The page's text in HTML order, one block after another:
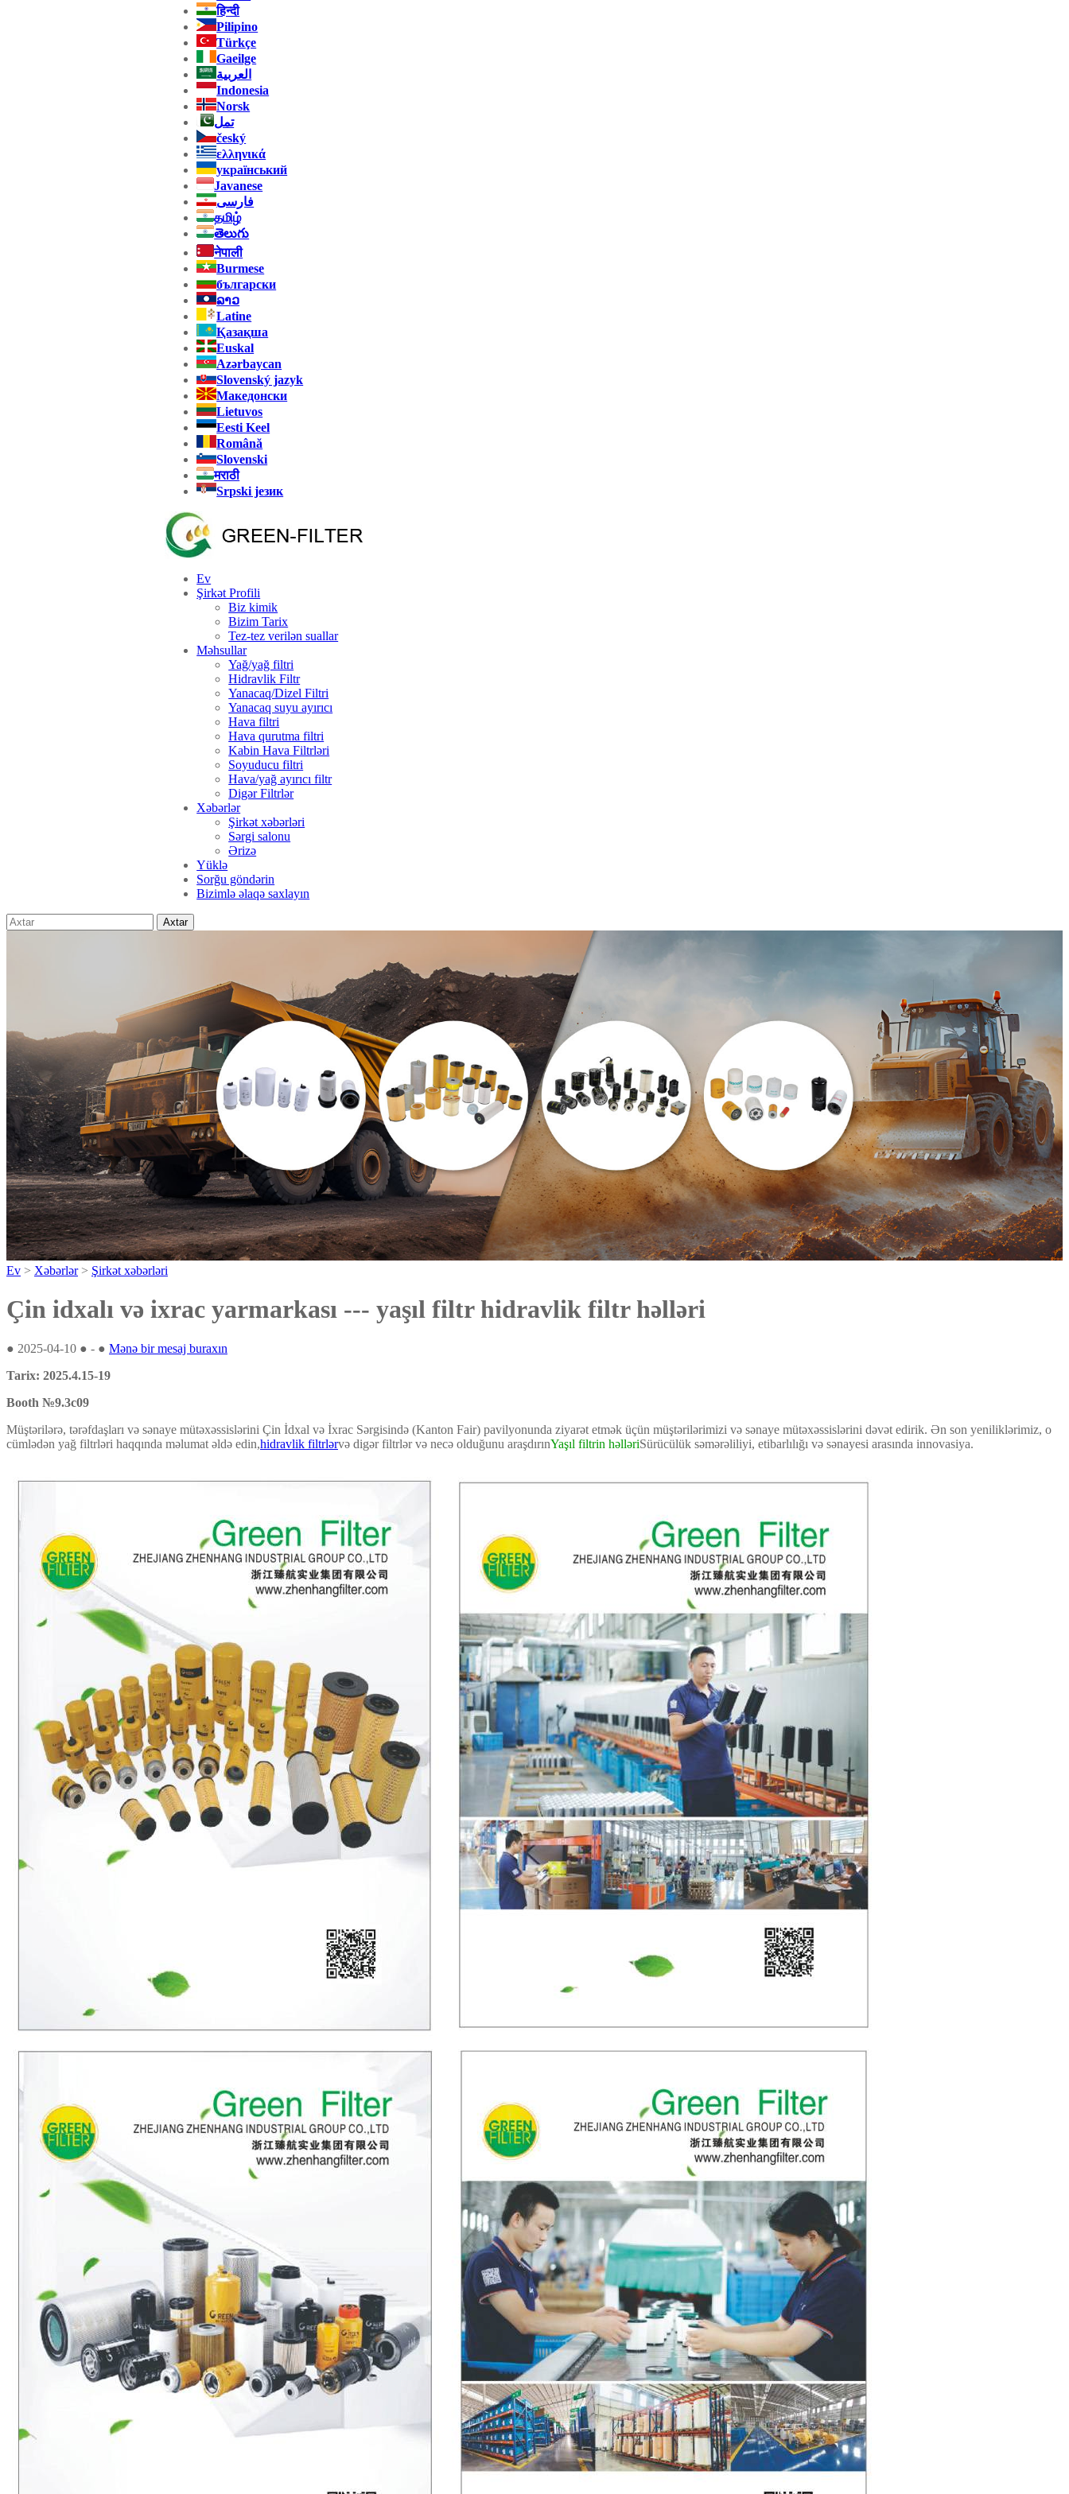
हिन्दी
Pilipino
Türkçe
Gaeilge
العربية
Indonesia
Norsk‎
تمل
český
ελληνικά
український
Javanese
فارسی
தமிழ்
తెలుగు
नेपाली
Burmese
български
ລາວ
Latine
Қазақша
Euskal
Azərbaycan
Slovenský jazyk
Македонски
Lietuvos
Eesti Keel
Română
Slovenski
मराठी
Srpski језик
Ev
Şirkət Profili
Biz kimik
Bizim Tarix
Tez-tez verilən suallar
Məhsullar
Yağ/yağ filtri
Hidravlik Filtr
Yanacaq/Dizel Filtri
Yanacaq suyu ayırıcı
Hava filtri
Hava qurutma filtri
Kabin Hava Filtrləri
Soyuducu filtri
Hava/yağ ayırıcı filtr
Digər Filtrlər
Xəbərlər
Şirkət xəbərləri
Sərgi salonu
Ərizə
Yüklə
Sorğu göndərin
Bizimlə əlaqə saxlayın
Ev > Xəbərlər > Şirkət xəbərləri
Çin idxalı və ixrac yarmarkası --- yaşıl filtr hidravlik filtr həlləri
● 2025-04-10 ● - ● Mənə bir mesaj buraxın
Tarix: 2025.4.15-19
Booth №9.3c09
Müştərilərə, tərəfdaşları və sənaye mütəxəssislərini Çin İdxal və İxrac Sərgisində (Kanton Fair) pavilyonunda ziyarət etmək üçün müştərilərimizi və sənaye mütəxəssislərini dəvət edirik. Ən son yeniliklərimiz, o
cümlədən yağ filtrləri haqqında məlumat əldə edin,hidravlik filtrlərvə digər filtrlər və necə olduğunu araşdırınYaşıl filtrin həlləriSürücülük səmərəliliyi, etibarlılığı və sənayesi arasında innovasiya.